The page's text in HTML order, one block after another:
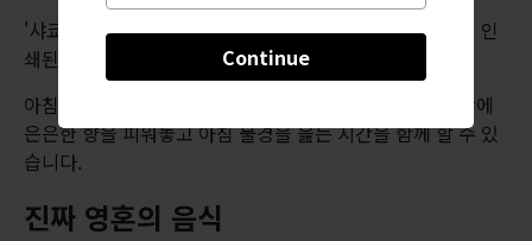
Continue
'샤쿄'라고도 불리는 경전 필사 체험도 가능합니다. 연하게 인
쇄된 한자어 불경 위에 직접 필사를 해보는 체험입니다.
아침마다 행하는 '오츠토메' 의식도 있는데, 승려들이 본당에
은은한 향을 피워놓고 아침 불경을 읊는 시간을 함께 할 수 있
습니다.
진짜 영혼의 음식